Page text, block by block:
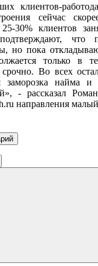
клиентов-
сейчас
30% клиентов
что
но пока
только в
Во всех
заморозка найма
- рассказал
направления